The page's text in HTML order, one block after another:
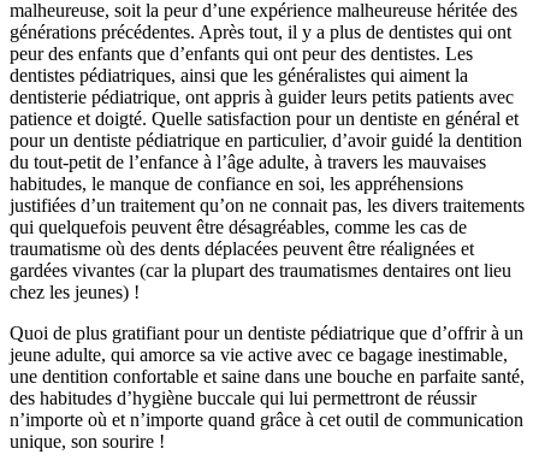
malheureuse, soit la peur d’une expérience malheureuse héritée des
générations précédentes. Après tout, il y a plus de dentistes qui ont
peur des enfants que d’enfants qui ont peur des dentistes. Les
dentistes pédiatriques, ainsi que les généralistes qui aiment la
dentisterie pédiatrique, ont appris à guider leurs petits patients avec
patience et doigté. Quelle satisfaction pour un dentiste en général et
pour un dentiste pédiatrique en particulier, d’avoir guidé la dentition
du tout-petit de l’enfance à l’âge adulte, à travers les mauvaises
habitudes, le manque de confiance en soi, les appréhensions
justifiées d’un traitement qu’on ne connait pas, les divers traitements
qui quelquefois peuvent être désagréables, comme les cas de
traumatisme où des dents déplacées peuvent être réalignées et
gardées vivantes (car la plupart des traumatismes dentaires ont lieu
chez les jeunes) !
Quoi de plus gratifiant pour un dentiste pédiatrique que d’offrir à un
jeune adulte, qui amorce sa vie active avec ce bagage inestimable,
une dentition confortable et saine dans une bouche en parfaite santé,
des habitudes d’hygiène buccale qui lui permettront de réussir
n’importe où et n’importe quand grâce à cet outil de communication
unique, son sourire !